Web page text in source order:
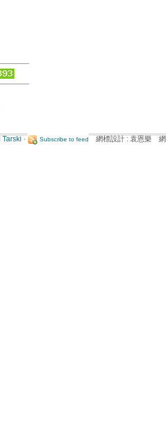
Tarski · Subscribe to feed 網標設計 : 袁恩樂 網